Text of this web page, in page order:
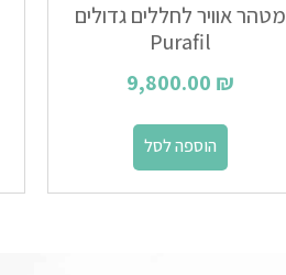
מטהר אוויר לחללים גדולים
Purafil
9,800.00 ₪
הוספה לסל